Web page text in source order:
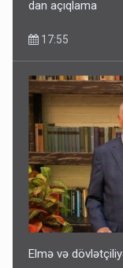
dan açıqlama
17:55
Elmə və